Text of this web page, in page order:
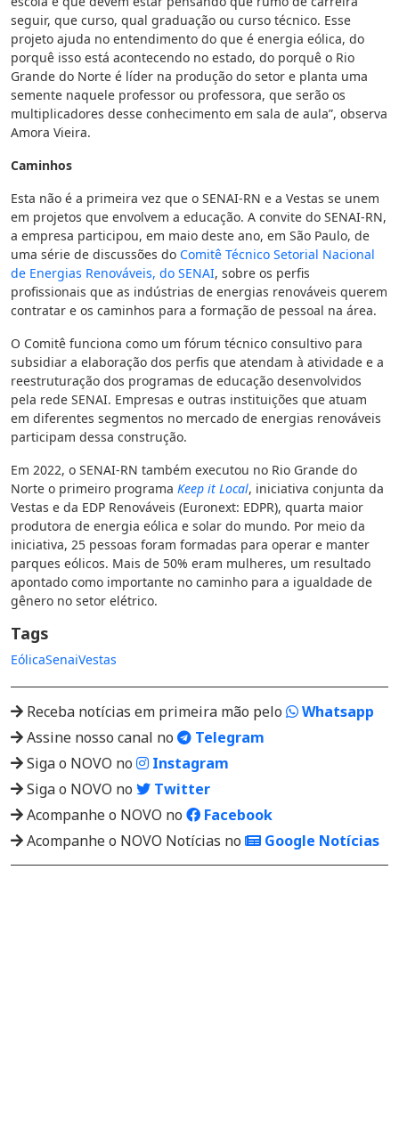
seguir, que curso, qual graduação ou curso técnico. Esse
projeto ajuda no entendimento do que é energia eólica, do
porquê isso está acontecendo no estado, do porquê o Rio
Grande do Norte é líder na produção do setor e planta uma
semente naquele professor ou professora, que serão os
multiplicadores desse conhecimento em sala de aula”, observa
Amora Vieira.
Caminhos
Esta não é a primeira vez que o SENAI-RN e a Vestas se unem
em projetos que envolvem a educação. A convite do SENAI-RN,
a empresa participou, em maio deste ano, em São Paulo, de
uma série de discussões do Comitê Técnico Setorial Nacional
de Energias Renováveis, do SENAI, sobre os perfis
profissionais que as indústrias de energias renováveis querem
contratar e os caminhos para a formação de pessoal na área.
O Comitê funciona como um fórum técnico consultivo para
subsidiar a elaboração dos perfis que atendam à atividade e a
reestruturação dos programas de educação desenvolvidos
pela rede SENAI. Empresas e outras instituições que atuam
em diferentes segmentos no mercado de energias renováveis
participam dessa construção.
Em 2022, o SENAI-RN também executou no Rio Grande do
Norte o primeiro programa Keep it Local, iniciativa conjunta da
Vestas e da EDP Renováveis (Euronext: EDPR), quarta maior
produtora de energia eólica e solar do mundo. Por meio da
iniciativa, 25 pessoas foram formadas para operar e manter
parques eólicos. Mais de 50% eram mulheres, um resultado
apontado como importante no caminho para a igualdade de
gênero no setor elétrico.
Tags
EólicaSenaiVestas
Receba notícias em primeira mão pelo
Whatsapp
Assine nosso canal no
Telegram
Siga o NOVO no
Instagram
Siga o NOVO no
Twitter
Acompanhe o NOVO no
Facebook
Acompanhe o NOVO Notícias no
Google Notícias